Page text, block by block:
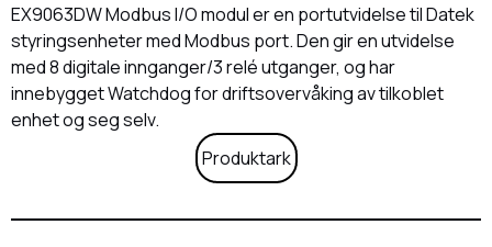
EX9063DW Modbus I/O modul er en portutvidelse til Datek
styringsenheter med Modbus port. Den gir en utvidelse
med 8 digitale innganger/3 relé utganger, og har
innebygget Watchdog for driftsovervåking av tilkoblet
enhet og seg selv.
Produktark